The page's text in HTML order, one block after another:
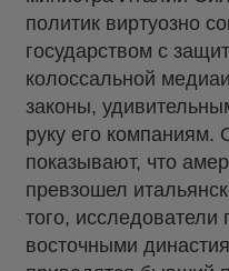
политик виртуозно
государством с
колоссальной
законы,
руку его
показывают, что
превзошел
того,
восточными